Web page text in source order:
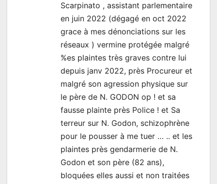
Scarpinato , assistant parlementaire
en juin 2022 (dégagé en oct 2022
grace à mes dénonciations sur les
réseaux ) vermine protégée malgré
%es plaintes très graves contre lui
depuis janv 2022, près Procureur et
malgré son agression physique sur
le père de N. GODON op ! et sa
fausse plainte près Police ! et Sa
terreur sur N. Godon, schizophrène
pour le pousser à me tuer … .. et les
plaintes près gendarmerie de N.
Godon et son père (82 ans),
bloquées elles aussi et non traitées